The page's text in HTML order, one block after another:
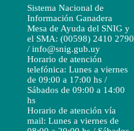
Sistema Nacional de
Información Ganadera
Mesa de Ayuda del SNIG y
el SMA: (00598) 2410 2790
/ info@snig.gub.uy
Horario de atención
telefónica: Lunes a viernes
de 09:00 a 17:00 hs /
Sábados de 09:00 a 14:00
hs
Horario de atención vía
mail: Lunes a viernes de